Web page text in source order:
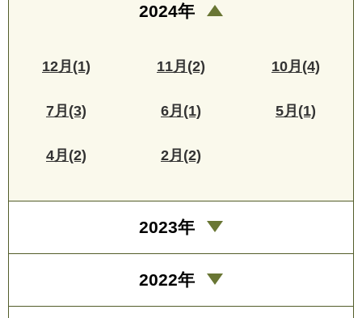
2024年
12月(1) 11月(2) 10月(4)
7月(3) 6月(1) 5月(1)
4月(2) 2月(2)
2023年
2022年